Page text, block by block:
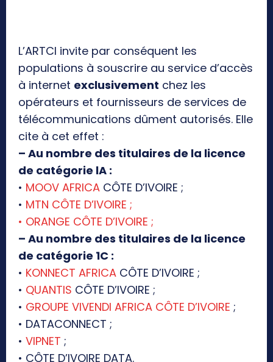
L’ARTCI invite par conséquent les
populations à souscrire au service d’accès
à internet exclusivement chez les
opérateurs et fournisseurs de services de
télécommunications dûment autorisés. Elle
cite à cet effet :
– Au nombre des titulaires de la licence
de catégorie lA :
• MOOV AFRICA CÔTE D’IVOIRE ;
• MTN CÔTE D’IVOIRE ;
• ORANGE CÔTE D’IVOIRE ;
– Au nombre des titulaires de la licence
de catégorie 1C :
• KONNECT AFRICA CÔTE D’IVOIRE ;
• QUANTIS CÔTE D’IVOIRE ;
• GROUPE VIVENDI AFRICA CÔTE D’IVOIRE ;
• DATACONNECT ;
• VIPNET ;
• CÔTE D’IVOIRE DATA.